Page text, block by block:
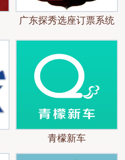
广东探秀选座订票系统
青檬新车